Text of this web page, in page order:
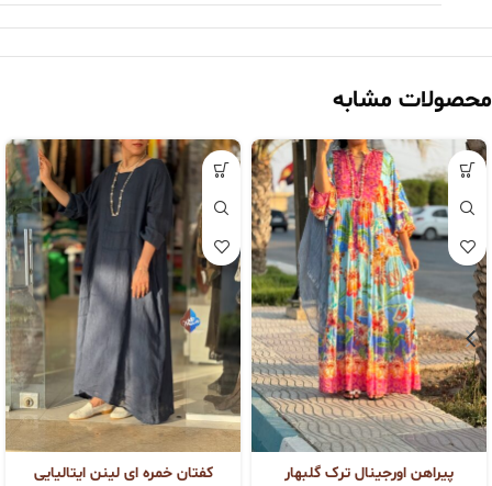
محصولات مشابه
پیراهن اورجینال ترک گلبهار کفتان خمره ای لینن ایتالیایی